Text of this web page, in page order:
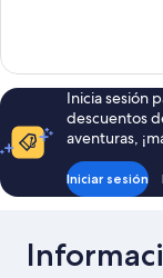
de
matrimonio
grande,
no
fumadores
individual
estándar,
1
cama
de
matrimonio
grande,
Inicia sesión
descuentos
aventuras,
Iniciar sesión